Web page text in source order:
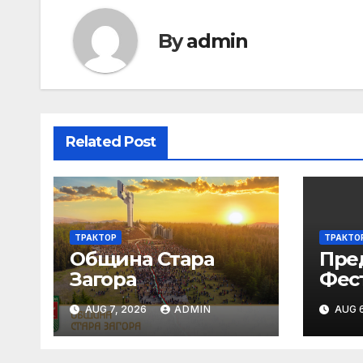
Byadmin
Related Post
ТРАКТОР
Община Стара
Загора
AUG 7, 2026 ADMIN AUG